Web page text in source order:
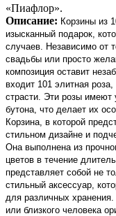
«Пиафлор».
Описание: Корзины из
изысканный подарок,
случаев. Независимо от
свадьбы или просто
композиция оставит
входит 101 элитная
страсти. Эти розы
бутона, что делает их
Корзина, в которой
стильном дизайне и
Она выполнена из
цветов в течение
представляет собой не
стильный аксессуар,
для различных
или близкого человека